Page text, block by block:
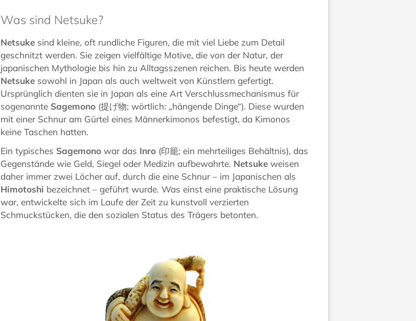
Was sind Netsuke?
Netsuke sind kleine, oft rundliche Figuren, die mit viel Liebe zum Detail
geschnitzt werden. Sie zeigen vielfältige Motive, die von der Natur, der
japanischen Mythologie bis hin zu Alltagsszenen reichen. Bis heute werden
Netsuke sowohl in Japan als auch weltweit von Künstlern gefertigt.
Ursprünglich dienten sie in Japan als eine Art Verschlussmechanismus für
sogenannte Sagemono (提げ物; wörtlich: „hängende Dinge“). Diese wurden
mit einer Schnur am Gürtel eines Männerkimonos befestigt, da Kimonos
keine Taschen hatten.
Ein typisches Sagemono war das Inro (印籠; ein mehrteiliges Behältnis), das
Gegenstände wie Geld, Siegel oder Medizin aufbewahrte. Netsuke weisen
daher immer zwei Löcher auf, durch die eine Schnur – im Japanischen als
Himotoshi bezeichnet – geführt wurde. Was einst eine praktische Lösung
war, entwickelte sich im Laufe der Zeit zu kunstvoll verzierten
Schmuckstücken, die den sozialen Status des Trägers betonten.